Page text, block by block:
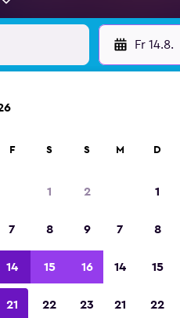
Fr 14.8.
70.000 Standorten mit
Sieger 2023
F S S
1 2
7 8 9
14 15 16
21 22 23
M D
1
7 8
14 15
21 22